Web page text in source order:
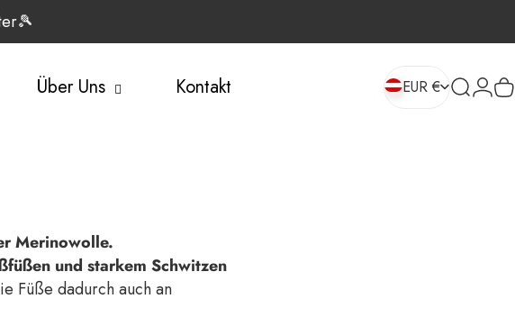
Über Uns Kontakt EUR € SucheLogin
Merinowolle.
und starkem Schwitzen
Füße dadurch auch an